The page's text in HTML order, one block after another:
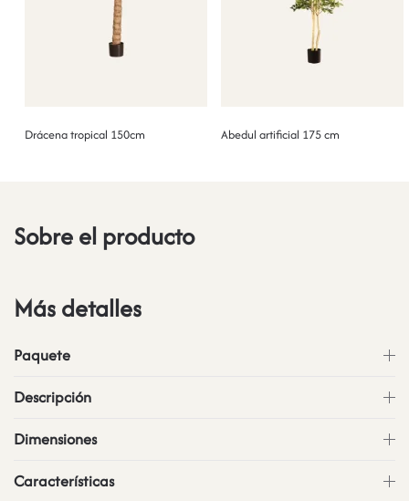
Drácena tropical 150cm Abedul artificial 175 cm
Sobre el producto
Más detalles
Paquete
Descripción
Dimensiones
Características